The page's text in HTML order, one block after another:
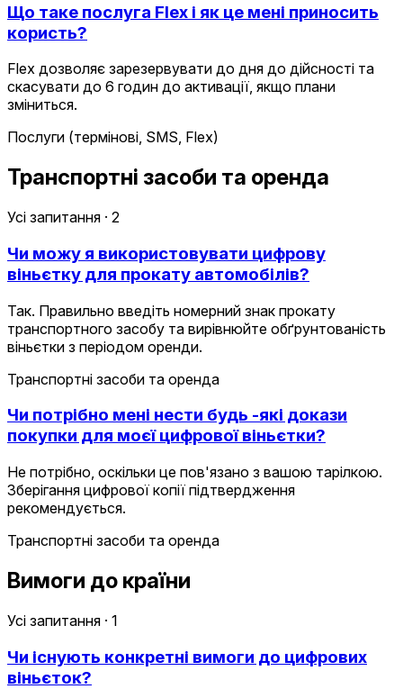
Що таке послуга Flex і як це мені приносить
користь?
Flex дозволяє зарезервувати до дня до дійсності та
скасувати до 6 годин до активації, якщо плани
зміниться.
Послуги (термінові, SMS, Flex)
Транспортні засоби та оренда
Усі запитання · 2
Чи можу я використовувати цифрову
віньєтку для прокату автомобілів?
Так. Правильно введіть номерний знак прокату
транспортного засобу та вирівнюйте обґрунтованість
віньєтки з періодом оренди.
Транспортні засоби та оренда
Чи потрібно мені нести будь -які докази
покупки для моєї цифрової віньєтки?
Не потрібно, оскільки це пов'язано з вашою тарілкою.
Зберігання цифрової копії підтвердження
рекомендується.
Транспортні засоби та оренда
Вимоги до країни
Усі запитання · 1
Чи існують конкретні вимоги до цифрових
віньєток?